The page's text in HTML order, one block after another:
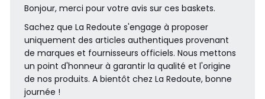
Bonjour, merci pour votre avis sur ces baskets.
Sachez que La Redoute s'engage à proposer
uniquement des articles authentiques provenant
de marques et fournisseurs officiels. Nous mettons
un point d'honneur à garantir la qualité et l'origine
de nos produits. A bientôt chez La Redoute, bonne
journée !